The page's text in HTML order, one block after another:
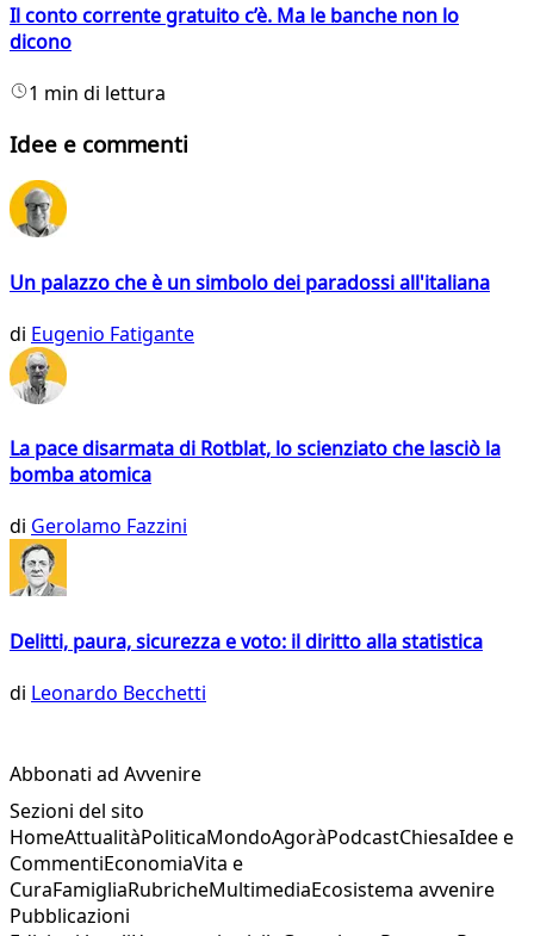
Il conto corrente gratuito c’è. Ma le banche non lo
dicono
1 min di lettura
Idee e commenti
Un palazzo che è un simbolo dei paradossi all'italiana
di Eugenio Fatigante
La pace disarmata di Rotblat, lo scienziato che lasciò la
bomba atomica
di Gerolamo Fazzini
Delitti, paura, sicurezza e voto: il diritto alla statistica
di Leonardo Becchetti
Abbonati ad Avvenire
Sezioni del sito
HomeAttualitàPoliticaMondoAgoràPodcastChiesaIdee e
CommentiEconomiaVita e
CuraFamigliaRubricheMultimediaEcosistema avvenire
Pubblicazioni